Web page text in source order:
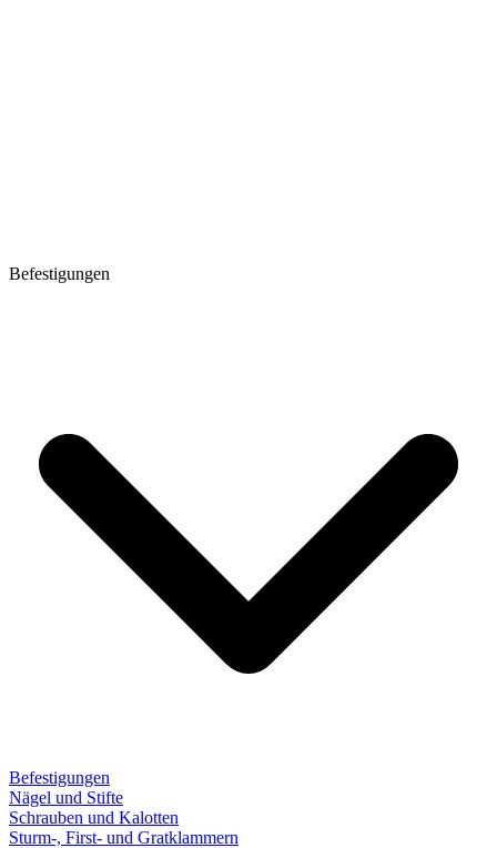
Befestigungen
Befestigungen
Nägel und Stifte
Schrauben und Kalotten
Sturm-, First- und Gratklammern